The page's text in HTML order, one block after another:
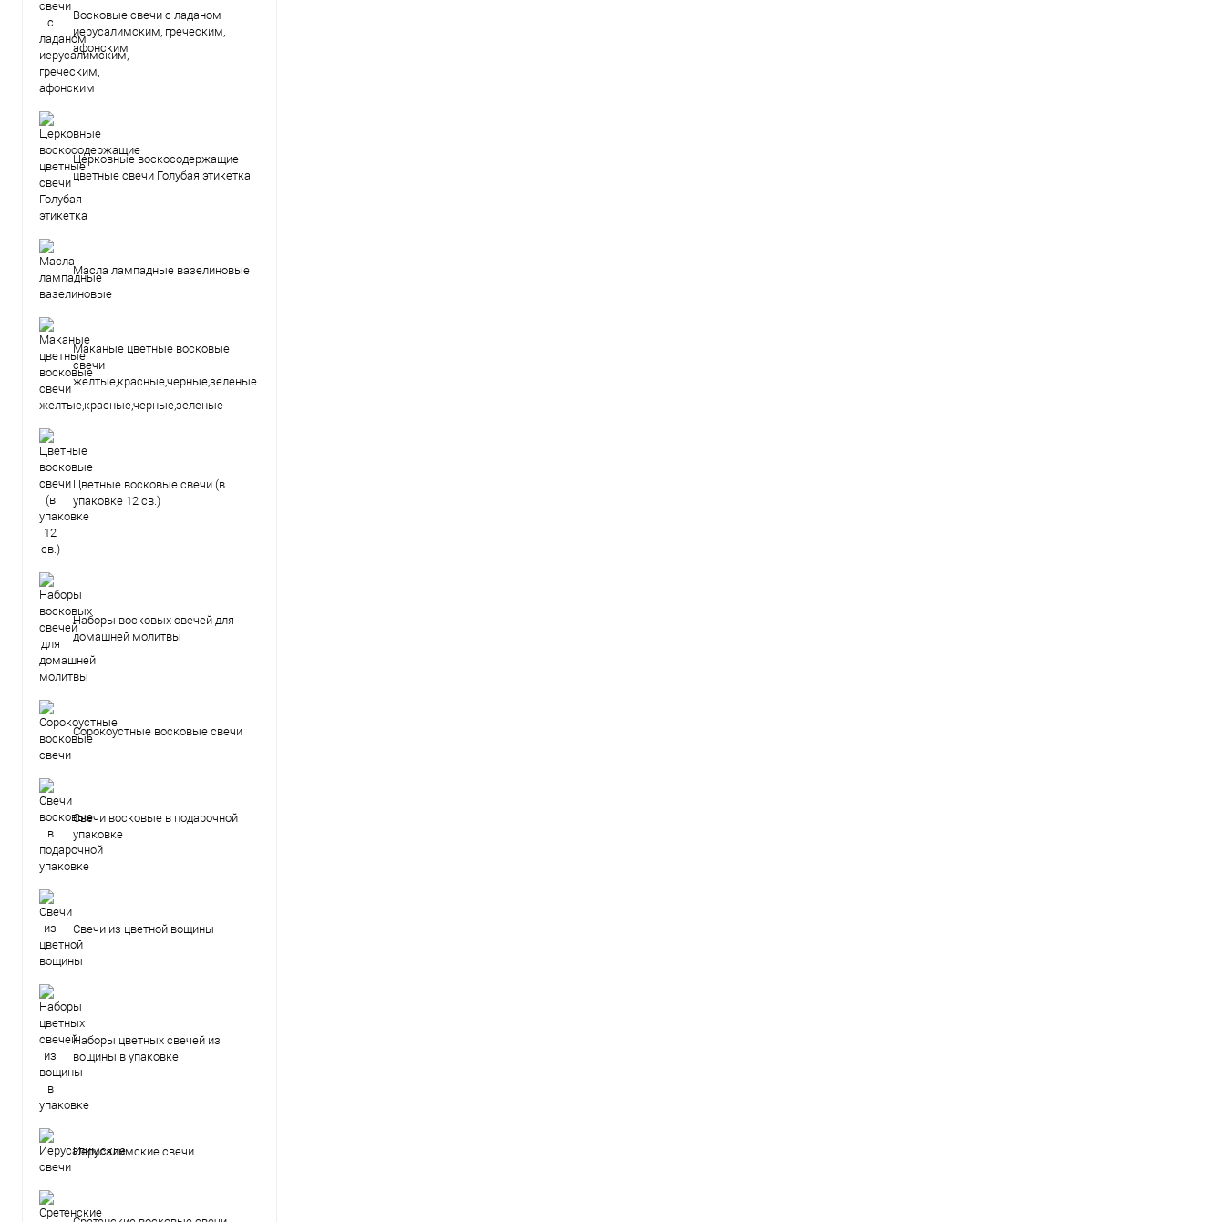
Восковые свечи с ладаном
иерусалимским, греческим,
афонским
Церковные воскосодержащие
цветные свечи Голубая этикетка
Масла лампадные вазелиновые
Маканые цветные восковые
свечи
желтые,красные,черные,зеленые
Цветные восковые свечи (в
упаковке 12 св.)
Наборы восковых свечей для
домашней молитвы
Сорокоустные восковые свечи
Свечи восковые в подарочной
упаковке
Свечи из цветной вощины
Наборы цветных свечей из
вощины в упаковке
Иерусалимские свечи